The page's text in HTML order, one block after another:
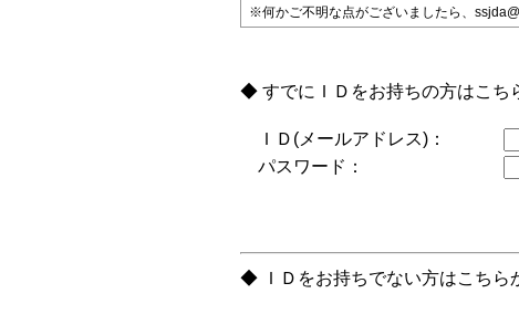
※何かご不明な点がございましたら、
◆ すでにＩＤをお持ちの方はこち
ＩＤ(メールアドレス)：
パスワード：
◆ ＩＤをお持ちでない方はこちら